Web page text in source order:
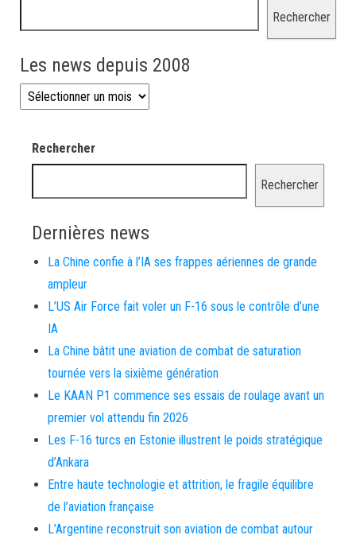
Rechercher
Les news depuis 2008
Les news depuis 2008
Rechercher
Rechercher
Dernières news
La Chine confie à l’IA ses frappes aériennes de grande
ampleur
L’US Air Force fait voler un F-16 sous le contrôle d’une
IA
La Chine bâtit une aviation de combat de saturation
tournée vers la sixième génération
Le KAAN P1 commence ses essais de roulage avant un
premier vol attendu fin 2026
Les F-16 turcs en Estonie illustrent le poids stratégique
d’Ankara
Entre haute technologie et attrition, le fragile équilibre
de l’aviation française
L’Argentine reconstruit son aviation de combat autour